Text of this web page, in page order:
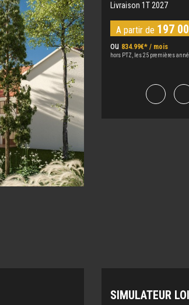
Livraison 1T 2027
A partir de 197
ou 834.99€* / mois
hors PTZ, les 25 premières
SIMULATEUR